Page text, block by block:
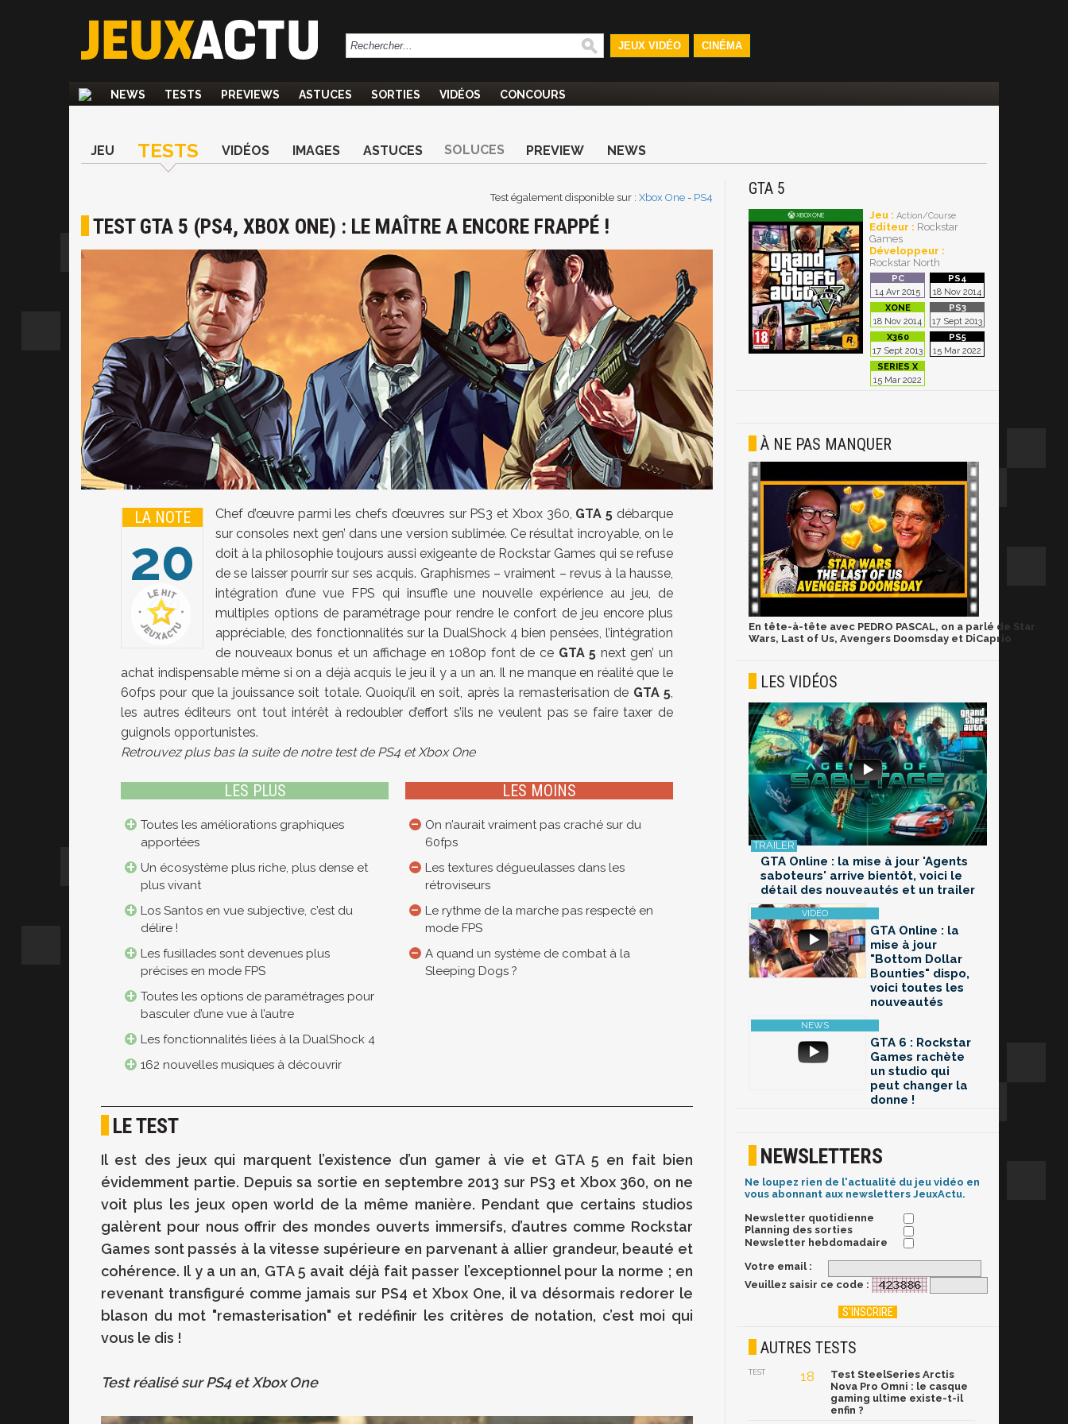
JEUX VIDÉO CINÉMA
NEWS TESTS PREVIEWS ASTUCES SORTIES VIDÉOS CONCOURS
JEU TESTS VIDÉOS IMAGES ASTUCES SOLUCES PREVIEW NEWS
Test également disponible sur : Xbox One - PS4
TEST GTA 5 (PS4, XBOX ONE) : LE MAÎTRE A ENCORE FRAPPÉ !
LA NOTE
20
20
Chef d’œuvre parmi les chefs d’œuvres sur PS3 et Xbox 360, GTA 5 débarque
sur consoles next gen’ dans une version sublimée. Ce résultat incroyable, on le
doit à la philosophie toujours aussi exigeante de Rockstar Games qui se refuse
de se laisser pourrir sur ses acquis. Graphismes – vraiment – revus à la hausse,
intégration d’une vue FPS qui insuffle une nouvelle expérience au jeu, de
multiples options de paramétrage pour rendre le confort de jeu encore plus
appréciable, des fonctionnalités sur la DualShock 4 bien pensées, l’intégration
de nouveaux bonus et un affichage en 1080p font de ce GTA 5 next gen’ un
achat indispensable même si on a déjà acquis le jeu il y a un an. Il ne manque en réalité que le
60fps pour que la jouissance soit totale. Quoiqu’il en soit, après la remasterisation de GTA 5
les autres éditeurs ont tout intérêt à redoubler d’effort s’ils ne veulent pas se faire taxer de
guignols opportunistes.
Retrouvez plus bas la suite de notre test de PS4 et Xbox One
LES PLUS
Toutes les améliorations graphiques
apportées
Un écosystème plus riche, plus dense et
plus vivant
Los Santos en vue subjective, c’est du
délire !
Les fusillades sont devenues plus
précises en mode FPS
Toutes les options de paramétrages pour
basculer d’une vue à l’autre
Les fonctionnalités liées à la DualShock 4
162 nouvelles musiques à découvrir
LES MOINS
On n’aurait vraiment pas craché sur du
60fps
Les textures dégueulasses dans les
rétroviseurs
Le rythme de la marche pas respecté en
mode FPS
A quand un système de combat à la
Sleeping Dogs ?
LE TEST
Il est des jeux qui marquent l’existence d’un gamer à vie et GTA 5 en fait bien
évidemment partie. Depuis sa sortie en septembre 2013 sur PS3 et Xbox 360, on ne
voit plus les jeux open world de la même manière. Pendant que certains studios
galèrent pour nous offrir des mondes ouverts immersifs, d’autres comme Rockstar
Games sont passés à la vitesse supérieure en parvenant à allier grandeur, beauté et
cohérence. Il y a un an, GTA 5 avait déjà fait passer l’exceptionnel pour la norme ; en
revenant transfiguré comme jamais sur PS4 et Xbox One, il va désormais redorer le
blason du mot "remasterisation" et redéfinir les critères de notation, c’est moi qui
vous le dis !
Test réalisé sur PS4 et Xbox One
GTA 5
Jeu : Action/Course
Editeur : Rockstar
Games
Développeur :
Rockstar North
14 Avr 2015 18 Nov 2014
18 Nov 2014 17 Sept 2013
17 Sept 2013 15 Mar 2022
15 Mar 2022
À NE PAS MANQUER
En tête-à-tête avec PEDRO PASCAL, on a parlé de Star
Wars, Last of Us, Avengers Doomsday et DiCaprio
LES VIDÉOS
GTA Online : la mise à jour 'Agents
saboteurs' arrive bientôt, voici le
détail des nouveautés et un trailer
GTA Online : la
mise à jour
"Bottom Dollar
Bounties" dispo,
voici toutes les
nouveautés
GTA 6 : Rockstar
Games rachète
un studio qui
peut changer la
donne !
NEWSLETTERS
Ne loupez rien de l'actualité du jeu vidéo en
vous abonnant aux newsletters JeuxActu.
Newsletter quotidienne
Planning des sorties
Newsletter hebdomadaire
Votre email :
Veuillez saisir ce code :
AUTRES TESTS
TEST 18
Test SteelSeries Arctis
Nova Pro Omni : le casque
gaming ultime existe-t-il
enfin ?